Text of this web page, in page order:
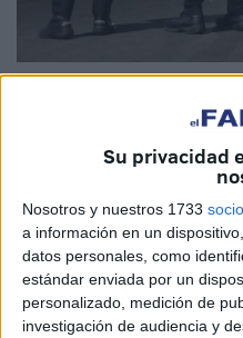
Su privacidad
Nosotros y nuestros 1733
a información en un
datos personales, como
estándar enviada por un
personalizado, medición de
investigación de audiencia y
Cuatro personas han sido
facilitar lainmigración
trabajadores extranjeros,
marroquíes a los que
de trabajo y residencia a